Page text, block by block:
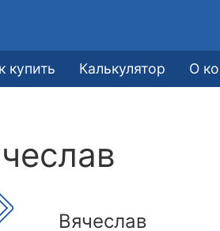
купить Калькулятор О
Вячеслав